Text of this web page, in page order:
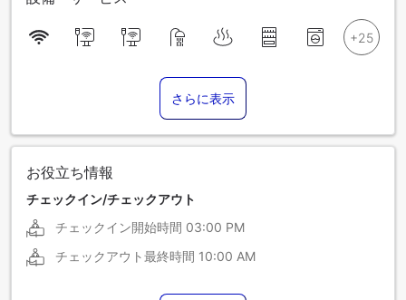
さらに表示
お役立ち情報
チェックイン/チェックアウト
チェックイン開始時間 03:00 PM
チェックアウト最終時間 10:00 AM